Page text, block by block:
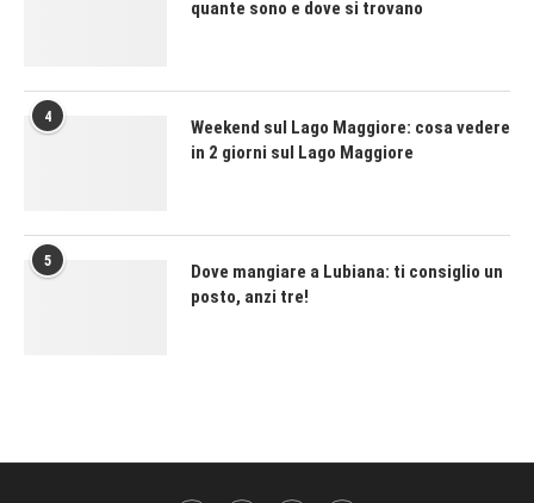
quante sono e dove si trovano
4
Weekend sul Lago Maggiore: cosa vedere
in 2 giorni sul Lago Maggiore
5
Dove mangiare a Lubiana: ti consiglio un
posto, anzi tre!